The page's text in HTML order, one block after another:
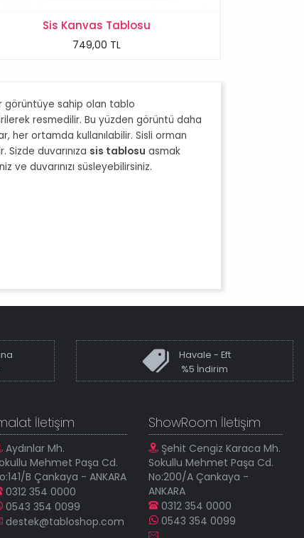
Sis Kanvas Tablosu
749,00 TL
görüntüye sahip olan tablo
resmedilir. Bu yüzden görüntü daha
her ortamda kullanılabilir. Sisli orman
duvarınıza sis tablosu asmak
duvarınızı süsleyebilirsiniz.
Havale - Eft
%5 İndirim
İletişim
Aydınlar Mh.
Mehmet Paşa Cd.
B Çankaya - ANKARA
0312 354 0000
0543 354 0099
destek@tabloshop.com
ShowRoom İletişim
Şehit Cengiz Karaca Mh.
Sokullu Mehmet Paşa Cd.
No:200/A Çankaya -
ANKARA
0312 354 0000
0543 354 0099